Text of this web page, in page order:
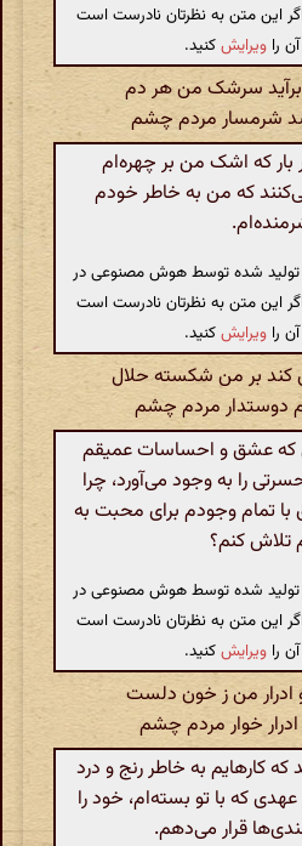
اگر این متن به نظرتان نادرست است
را ویرایشکنید.
سرشک من هر دم
شرمسار مردم چشم
که اشک من بر چهره‌ام
که من به خاطر خودم
تولید شده توسط هوش مصنوعی در
اگر این متن به نظرتان نادرست است
را ویرایشکنید.
بر من شکسته حلال
دوستدار مردم چشم
عشق و احساسات عمیقم
را به وجود می‌آورد، چرا
با تمام وجودم برای محبت به
تلاش کنم؟
تولید شده توسط هوش مصنوعی در
اگر این متن به نظرتان نادرست است
را ویرایشکنید.
ادرار من ز خون دلست
خوار مردم چشم
کارهایم به خاطر رنج و درد
که با تو بسته‌ام، خود را
قرار می‌دهم.